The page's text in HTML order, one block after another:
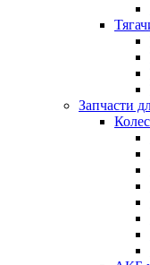
Запчасти